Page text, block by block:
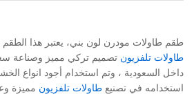
طقم طاولات مودرن لون بني، يعتبر هذا
طاولات تلفزيون تصميم تركي مميز وصناعة
داخل السعودية ، وتم استخدام أجود انواع
استخدامه في تصنيع طاولات تلفزيون مميزة